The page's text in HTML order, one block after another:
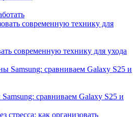
современную технику для ухода
сравниваем Galaxy S25 и